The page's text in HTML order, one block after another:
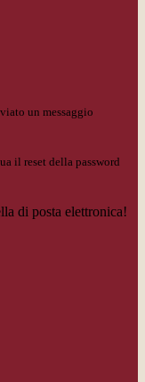
un messaggio
il reset della password
di posta elettronica!